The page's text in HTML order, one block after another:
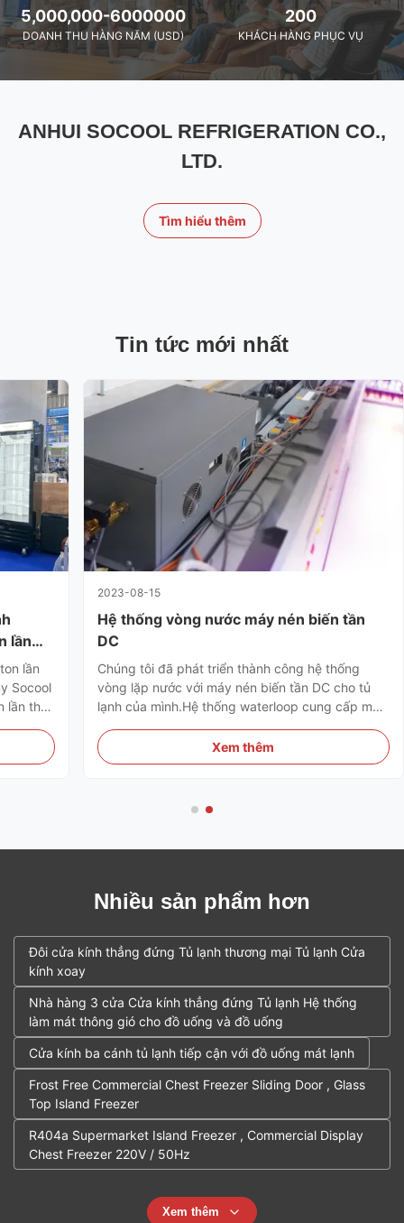
5,000,000-6000000
DOANH THU HÀNG NĂM (USD)
200
KHÁCH HÀNG PHỤC VỤ
ANHUI SOCOOL REFRIGERATION CO.,
LTD.
Tìm hiểu thêm
Tin tức mới nhất
lần
lần
Socool
lần thứ
tế.
2023-08-15
Hệ thống vòng nước máy nén biến tần
DC
Chúng tôi đã phát triển thành công hệ thống
vòng lặp nước với máy nén biến tần DC cho tủ
lạnh của mình.Hệ thống waterloop cung cấp một
lượng mới cho các siêu thị.
Xem thêm
Nhiều sản phẩm hơn
Đôi cửa kính thẳng đứng Tủ lạnh thương mại Tủ lạnh Cửa
kính xoay
Nhà hàng 3 cửa Cửa kính thẳng đứng Tủ lạnh Hệ thống
làm mát thông gió cho đồ uống và đồ uống
Cửa kính ba cánh tủ lạnh tiếp cận với đồ uống mát lạnh
Frost Free Commercial Chest Freezer Sliding Door , Glass
Top Island Freezer
R404a Supermarket Island Freezer , Commercial Display
Chest Freezer 220V / 50Hz
Xem thêm